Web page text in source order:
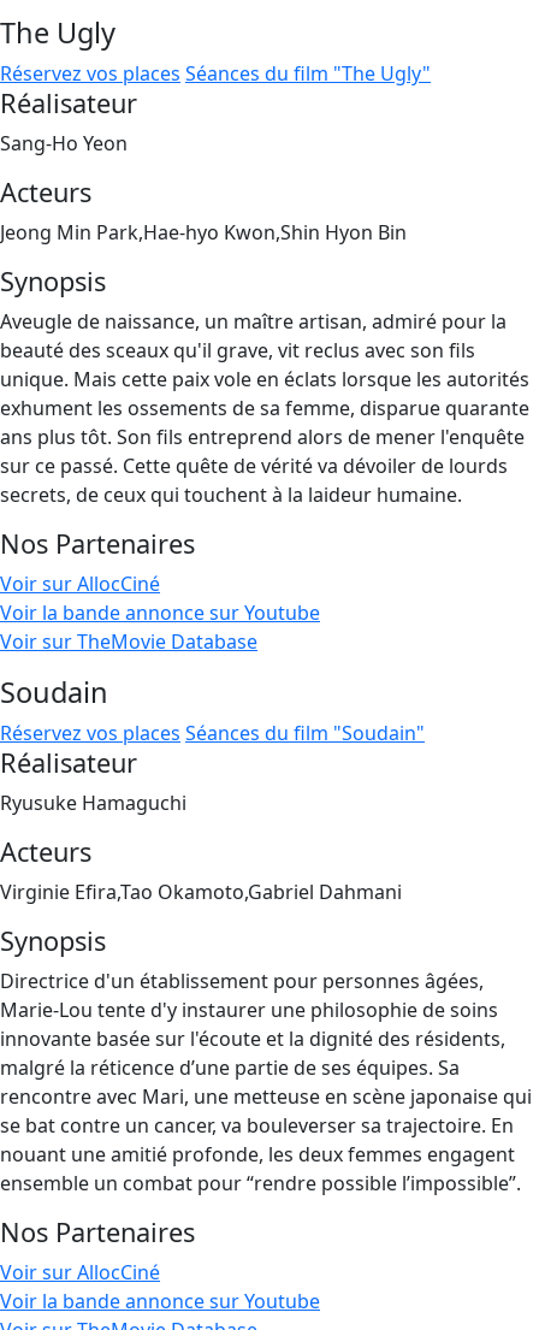
The Ugly
Réservez vos places Séances du film "The Ugly"
Réalisateur
Sang-Ho Yeon
Acteurs
Jeong Min Park,Hae-hyo Kwon,Shin Hyon Bin
Synopsis
Aveugle de naissance, un maître artisan, admiré pour la
beauté des sceaux qu'il grave, vit reclus avec son fils
unique. Mais cette paix vole en éclats lorsque les autorités
exhument les ossements de sa femme, disparue quarante
ans plus tôt. Son fils entreprend alors de mener l'enquête
sur ce passé. Cette quête de vérité va dévoiler de lourds
secrets, de ceux qui touchent à la laideur humaine.
Nos Partenaires
Voir sur AllocCiné
Voir la bande annonce sur Youtube
Voir sur TheMovie Database
Soudain
Réservez vos places Séances du film "Soudain"
Réalisateur
Ryusuke Hamaguchi
Acteurs
Virginie Efira,Tao Okamoto,Gabriel Dahmani
Synopsis
Directrice d'un établissement pour personnes âgées,
Marie-Lou tente d'y instaurer une philosophie de soins
innovante basée sur l'écoute et la dignité des résidents,
malgré la réticence d’une partie de ses équipes. Sa
rencontre avec Mari, une metteuse en scène japonaise qui
se bat contre un cancer, va bouleverser sa trajectoire. En
nouant une amitié profonde, les deux femmes engagent
ensemble un combat pour “rendre possible l’impossible”.
Nos Partenaires
Voir sur AllocCiné
Voir la bande annonce sur Youtube